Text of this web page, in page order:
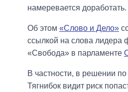
намеревается доработать.
Об этом «Слово и Дело»
ссылкой на слова лидера
«Свобода» в парламенте
В частности, в решении
Тягнибок видит риск